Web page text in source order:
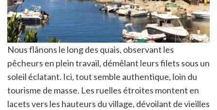
Nous flânons le long des quais, observant les
pêcheurs en plein travail, démêlant leurs filets sous un
soleil éclatant. Ici, tout semble authentique, loin du
tourisme de masse. Les ruelles étroites montent en
lacets vers les hauteurs du village, dévoilant de vieilles